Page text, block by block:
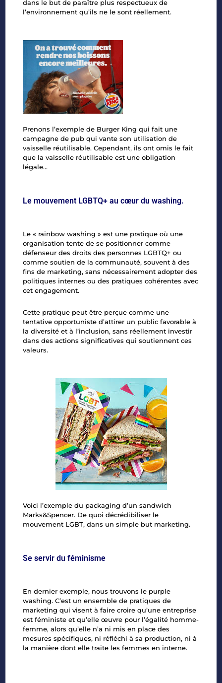
dans le but de paraître plus respectueux de
l’environnement qu’ils ne le sont réellement.
Prenons l’exemple de Burger King qui fait une
campagne de pub qui vante son utilisation de
vaisselle réutilisable. Cependant, ils ont omis le fait
que la vaisselle réutilisable est une obligation
légale…
Le mouvement LGBTQ+ au cœur du washing.
Le « rainbow washing » est une pratique où une
organisation tente de se positionner comme
défenseur des droits des personnes LGBTQ+ ou
comme soutien de la communauté, souvent à des
fins de marketing, sans nécessairement adopter des
politiques internes ou des pratiques cohérentes avec
cet engagement.
Cette pratique peut être perçue comme une
tentative opportuniste d’attirer un public favorable à
la diversité et à l’inclusion, sans réellement investir
dans des actions significatives qui soutiennent ces
valeurs.
Voici l’exemple du packaging d’un sandwich
Marks&Spencer. De quoi décrédibiliser le
mouvement LGBT, dans un simple but marketing.
Se servir du féminisme
En dernier exemple, nous trouvons le purple
washing. C’est un ensemble de pratiques de
marketing qui visent à faire croire qu’une entreprise
est féministe et qu’elle œuvre pour l’égalité homme-
femme, alors qu’elle n’a ni mis en place des
mesures spécifiques, ni réfléchi à sa production, ni à
la manière dont elle traite les femmes en interne.